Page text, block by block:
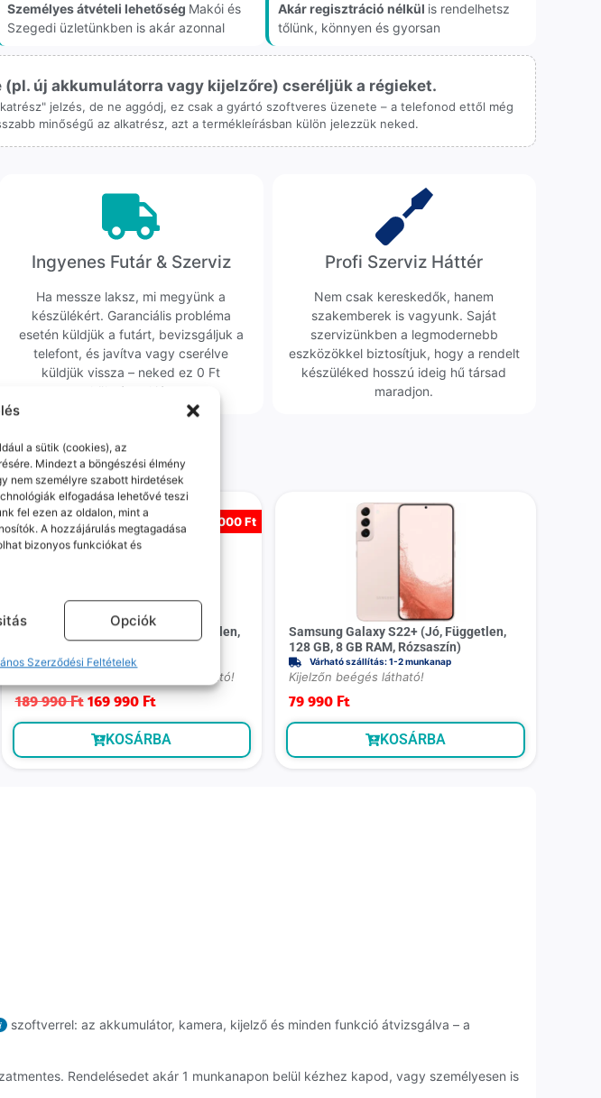
a sütik (cookies), az
Mindezt a böngészési élmény
nem személyre szabott hirdetések
elfogadása lehetővé teszi
fel ezen az oldalon, mint a
A hozzájárulás megtagadása
bizonyos funkciókat és
Opciók
Szerződési Feltételek
Személyes átvételi lehetőség Makói és
Szegedi üzletünkben is akár azonnal
Akár regisztráció nélkül is rendelhetsz
tőlünk, könnyen és gyorsan
új akkumulátorra vagy kijelzőre) cseréljük a régieket.
jelzés, de ne aggódj, ez csak a gyártó szoftveres üzenete – a telefonod ettől még
minőségű az alkatrész, azt a termékleírásban külön jelezzük neked.
Ingyenes Futár & Szerviz
Ha messze laksz, mi megyünk a
készülékért. Garanciális probléma
esetén küldjük a futárt, bevizsgáljuk a
telefont, és javítva vagy cserélve
küldjük vissza – neked ez 0 Ft
költséggel jár.
Profi Szerviz Háttér
Nem csak kereskedők, hanem
szakemberek is vagyunk. Saját
szervizünkben a legmodernebb
eszközökkel biztosítjuk, hogy a rendelt
készüléked hosszú ideig hű társad
maradjon.
megnézték
20 000 Ft
Samsung Galaxy Z Fold5 (jó, független,
Várható szállítás: 1-2 munkanap
A belső kijelzön enyhe beégés látható!
189 990Ft 169 990 Ft
KOSÁRBA
Samsung Galaxy S22+ (Jó, Független,
128 GB, 8 GB RAM, Rózsaszín)
Várható szállítás: 1-2 munkanap
Kijelzőn beégés látható!
79 990 Ft
KOSÁRBA
i
szoftverrel: az akkumulátor, kamera, kijelző és minden funkció átvizsgálva – a
Rendelésedet akár 1 munkanapon belül kézhez kapod, vagy személyesen is